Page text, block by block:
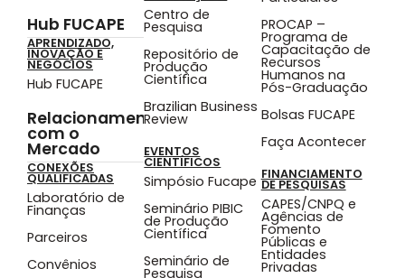
Hub FUCAPE
APRENDIZADO,
INOVAÇÃO E
NEGÓCIOS
Hub FUCAPE
Relacionamento
com o
Mercado
CONEXÕES
QUALIFICADAS
Laboratório de
Finanças
Parceiros
Convênios
Centro de
Pesquisa
Repositório de
Produção
Científica
Brazilian Business
Review
EVENTOS
CIENTÍFICOS
Simpósio Fucape
Seminário PIBIC
de Produção
Científica
Seminário de
Pesquisa
PROCAP –
Programa de
Capacitação de
Recursos
Humanos na
Pós-Graduação
Bolsas FUCAPE
Faça Acontecer
FINANCIAMENTO
DE PESQUISAS
CAPES/CNPQ e
Agências de
Fomento
Públicas e
Entidades
Privadas